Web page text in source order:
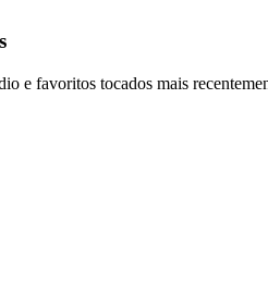
e favoritos tocados mais